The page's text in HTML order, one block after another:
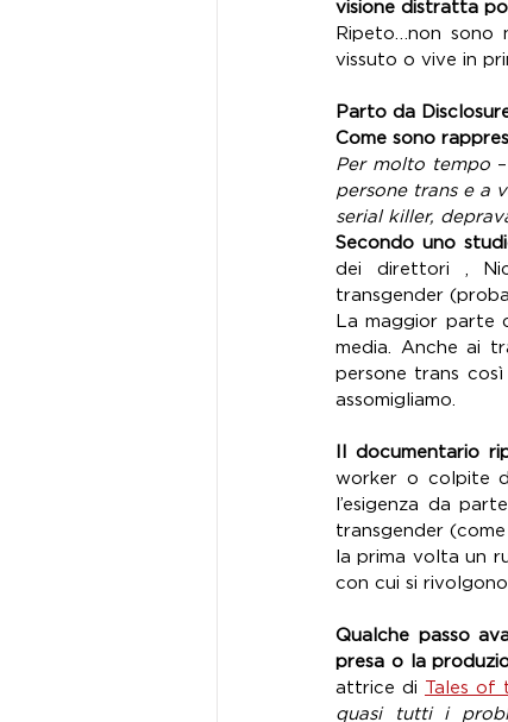
visione distratta
Ripeto…non sono
vissuto o vive in
Parto da
Come sono
Per molto tempo –
persone trans e a
serial killer,
Secondo uno
dei direttori ,
transgender
La maggior parte
media. Anche ai
persone trans
assomigliamo.
Il documentario
worker o colpite
l’esigenza da
transgender
la prima volta un
con cui si
Qualche passo
presa o la
attrice di
Tales of
quasi tutti i